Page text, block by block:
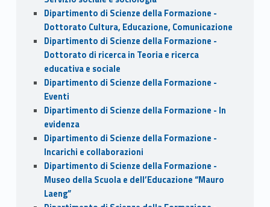
Dipartimento di Scienze della Formazione -
Dottorato Cultura, Educazione, Comunicazione
Dipartimento di Scienze della Formazione -
Dottorato di ricerca in Teoria e ricerca
educativa e sociale
Dipartimento di Scienze della Formazione -
Eventi
Dipartimento di Scienze della Formazione - In
evidenza
Dipartimento di Scienze della Formazione -
Incarichi e collaborazioni
Dipartimento di Scienze della Formazione -
Museo della Scuola e dell’Educazione “Mauro
Laeng”